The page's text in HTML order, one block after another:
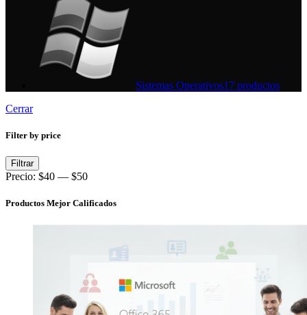
Sistemas Operativos17 productos
Cerrar
Filter by price
Precio
mínimo
Precio
máximo
Filtrar
Precio: $40 — $50
Productos Mejor Calificados